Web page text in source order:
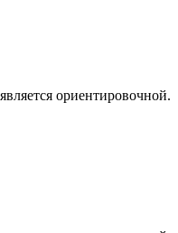
ориентировочной.